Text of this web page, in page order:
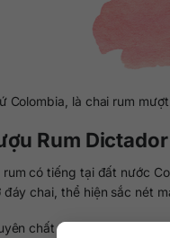
Colombia, là chai rum
Rum
có tiếng tại đất nước
chai, thể hiện sắc nét
chất được chăm sóc